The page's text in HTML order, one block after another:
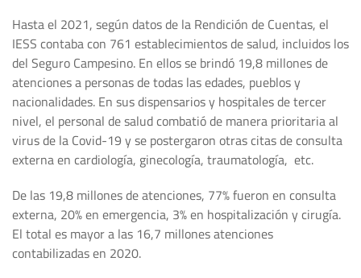
Hasta el 2021, según datos de la Rendición de Cuentas, el
IESS contaba con 761 establecimientos de salud, incluidos los
del Seguro Campesino. En ellos se brindó 19,8 millones de
atenciones a personas de todas las edades, pueblos y
nacionalidades. En sus dispensarios y hospitales de tercer
nivel, el personal de salud combatió de manera prioritaria al
virus de la Covid-19 y se postergaron otras citas de consulta
externa en cardiología, ginecología, traumatología, etc.
De las 19,8 millones de atenciones, 77% fueron en consulta
externa, 20% en emergencia, 3% en hospitalización y cirugía.
El total es mayor a las 16,7 millones atenciones
contabilizadas en 2020.